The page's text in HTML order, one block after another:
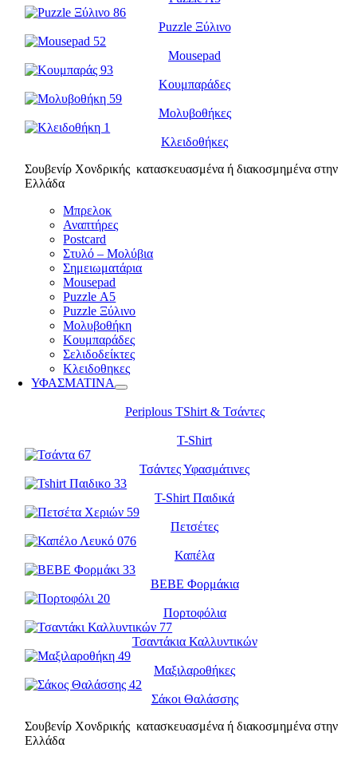
Puzzle Ξύλινο
Mousepad
Κουμπαράδες
Μολυβοθήκες
Κλειδοθήκες
Σουβενίρ Χονδρικής κατασκευασμένα ή διακοσμημένα στην
Ελλάδα
Μπρελοκ
Αναπτήρες
Postcard
Στυλό – Μολύβια
Σημειωματάρια
Mousepad
Puzzle Α5
Puzzle Ξύλινο
Μολυβοθήκη
Κουμπαράδες
Σελιδοδείκτες
Κλειδοθηκες
ΥΦΑΣΜΑΤΙΝΑ
Periplous TShirt & Τσάντες
T-Shirt
Τσάντες Υφασμάτινες
T-Shirt Παιδικά
Πετσέτες
Καπέλα
BEBE Φορμάκια
Πορτοφόλια
Τσαντάκια Καλλυντικών
Μαξιλαροθήκες
Σάκοι Θαλάσσης
Σουβενίρ Χονδρικής κατασκευασμένα ή διακοσμημένα στην
Ελλάδα